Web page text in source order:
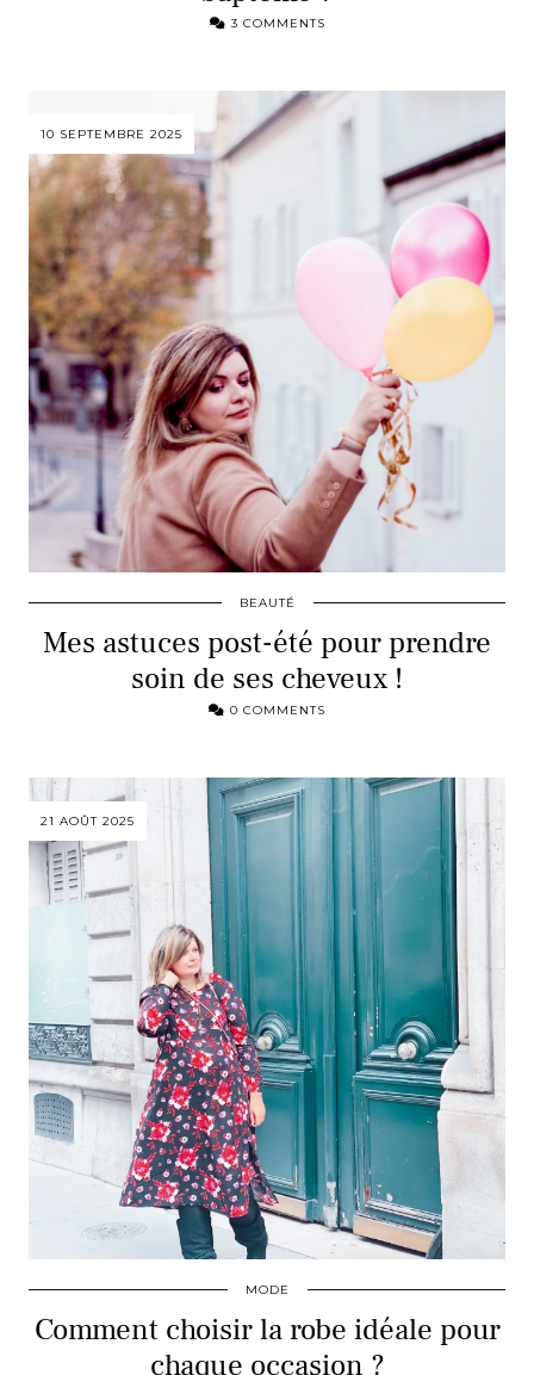
3 COMMENTS
10 SEPTEMBRE 2025
BEAUTÉ
Mes astuces post-été pour prendre
soin de ses cheveux !
0 COMMENTS
21 AOÛT 2025
MODE
Comment choisir la robe idéale pour
chaque occasion ?